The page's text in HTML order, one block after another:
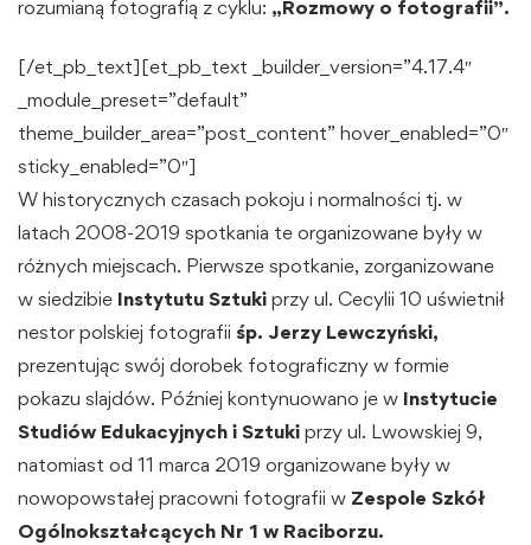
rozumianą fotografią z cyklu: „Rozmowy o fotografii”.
[/et_pb_text][et_pb_text _builder_version=”4.17.4″
_module_preset=”default”
theme_builder_area=”post_content” hover_enabled=”0″
sticky_enabled=”0″]
W historycznych czasach pokoju i normalności tj. w
latach 2008-2019 spotkania te organizowane były w
różnych miejscach. Pierwsze spotkanie, zorganizowane
w siedzibie Instytutu Sztuki przy ul. Cecylii 10 uświetnił
nestor polskiej fotografii śp. Jerzy Lewczyński,
prezentując swój dorobek fotograficzny w formie
pokazu slajdów. Później kontynuowano je w Instytucie
Studiów Edukacyjnych i Sztuki przy ul. Lwowskiej 9,
natomiast od 11 marca 2019 organizowane były w
nowopowstałej pracowni fotografii w Zespole Szkół
Ogólnokształcących Nr 1 w Raciborzu.